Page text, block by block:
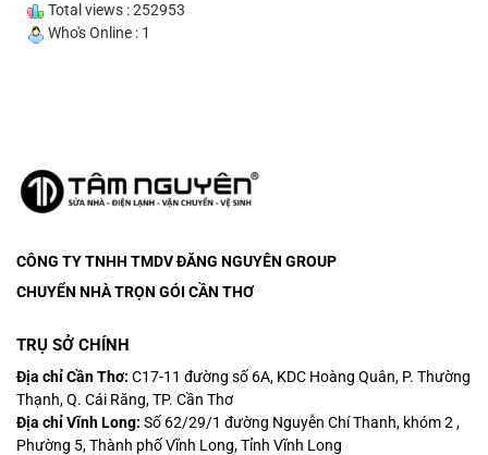
Total views : 252953
Who's Online : 1
CÔNG TY TNHH TMDV ĐĂNG NGUYÊN GROUP
CHUYỂN NHÀ TRỌN GÓI CẦN THƠ
TRỤ SỞ CHÍNH
Địa chỉ Cần Thơ: C17-11 đường số 6A, KDC Hoàng Quân, P. Thường
Thạnh, Q. Cái Răng, TP. Cần Thơ
Địa chỉ Vĩnh Long: Số 62/29/1 đường Nguyễn Chí Thanh, khóm 2 ,
Phường 5, Thành phố Vĩnh Long, Tỉnh Vĩnh Long